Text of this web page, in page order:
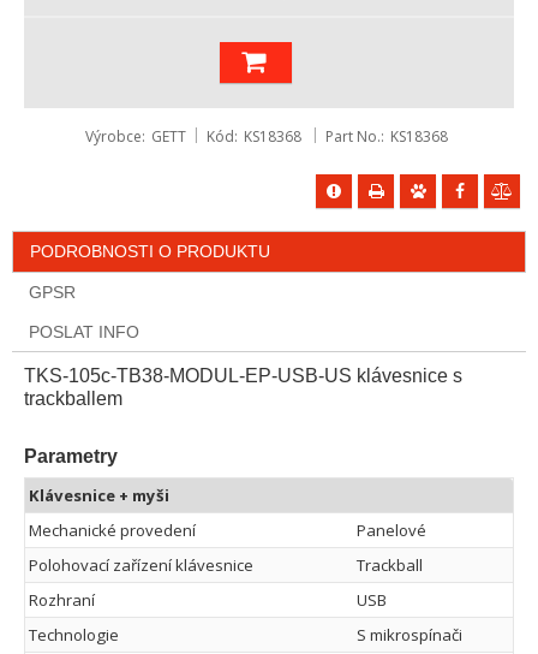
Výrobce GETT Kód KS18368 Part No. KS18368
PODROBNOSTI O PRODUKTU
GPSR
POSLAT INFO
TKS-105c-TB38-MODUL-EP-USB-US klávesnice s
trackballem
Parametry
Klávesnice + myši
Mechanické provedení
Panelové
Polohovací zařízení klávesnice
Trackball
Rozhraní
USB
Technologie
S mikrospínači